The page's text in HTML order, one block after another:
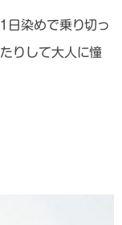
日染めで乗り切っ
りして大人に憧